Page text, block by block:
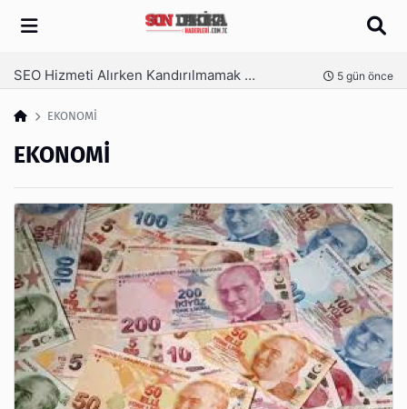
Arama
SEO Hizmeti Alırken Kandırılmamak İçin Bilinmesi Gerekenler 5 gün önce
EKONOMİ
EKONOMİ